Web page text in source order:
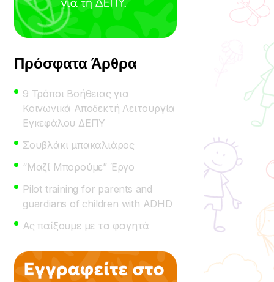
Πρόσφατα Άρθρα
9 Τρόποι Βοήθειας για
Κοινωνικά Αποδεκτή Λειτουργία
Εγκεφάλου ΔΕΠΥ
Σουβλάκι μπακαλιάρος
“Μαζί Μπορούμε” Έργο
Pilot training for parents and
guardians of children with ADHD
Ας παίξουμε με τα φαγητά